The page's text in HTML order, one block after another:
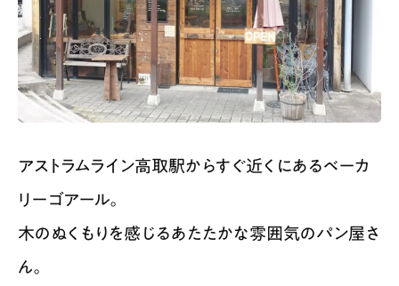
アストラムライン高取駅からすぐ近くにあるベーカ
リーゴアール。
木のぬくもりを感じるあたたかな雰囲気のパン屋さ
ん。